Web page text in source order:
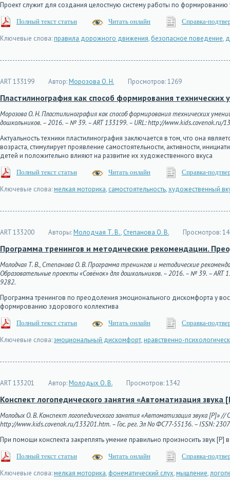
Проект служит для создания целостную систему работы по
Полный текст статьи Читать онлайн Справка-
Ключевые слова:правила дорожного движения,безопасное поведение,
ART 133199 Автор:Морозова О. Н. Просмотров:1269
Пластилинография как способ формирования
Морозова О. Н. Пластилинография как способ формирования технических
дошкольников. – 2016. – № 39. – ART 133199. – URL: http://www.kids.covenok.ru/
Актуальность техники пластилинография заключается в том, что она
возраста, стимулирует проявление самостоятельности, активности,
детей и положительно влияют на развитие их художественного вкуса
Полный текст статьи Читать онлайн Справка-
Ключевые слова:мелкая моторика, самостоятельность,художественный
ART 133200 Авторы:Молодчая Т. В., Степанова О. В. Просмотров:
Программа тренингов и методические рекомендации.
Молодчая Т. В., Степанова О. В. Программа тренингов и методические
Образовательные проекты «Совёнок» для дошкольников. – 2016. – № 39. –
9282.
Программа тренингов по преодоления эмоционального дискомфорта у
формированию здорового коллектива
Полный текст статьи Читать онлайн Справка-
Ключевые слова:эмоциональный дискомфорт,нравственно-
ART 133201 Автор:Молодых О. В. Просмотров:1342
Конспект логопедического занятия «Автоматизация звука
Молодых О. В. Конспект логопедического занятия «Автоматизация звука [P]»
http://www.kids.covenok.ru/133201.htm. – Гос. рег. Эл No ФС77-55136. – ISSN:
При помощи конспекта закреплять умение правильно произносить звук [P]
Полный текст статьи Читать онлайн Справка-
Ключевые слова:мелкая моторика, фонематический слух,мышление,